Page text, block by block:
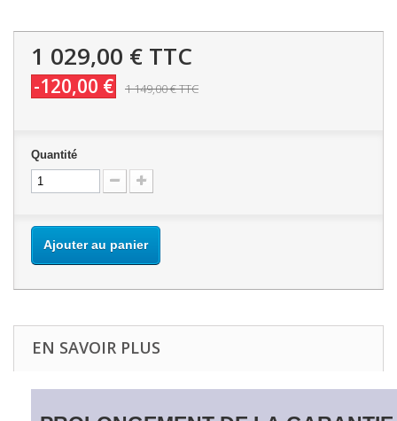
1 029,00 € TTC
-120,00 € 1 149,00 €TTC
Quantité
Ajouter au panier
EN SAVOIR PLUS